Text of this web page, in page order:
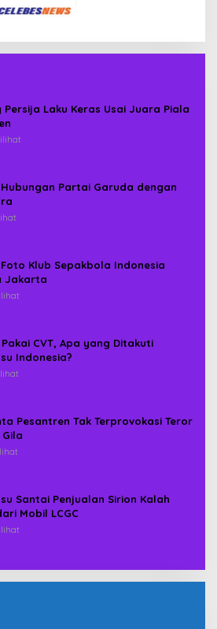
Persija Laku Keras Usai Juara Piala
Hubungan Partai Garuda dengan
Klub Sepakbola Indonesia
Jakarta
CVT, Apa yang Ditakuti
Indonesia?
Pesantren Tak Terprovokasi Teror
Santai Penjualan Sirion Kalah
Mobil LCGC